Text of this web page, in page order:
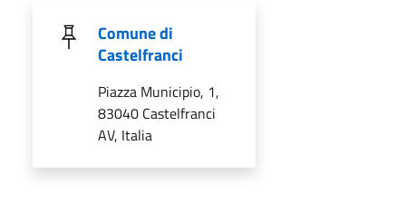
Comune di
Castelfranci
Piazza Municipio, 1,
83040 Castelfranci
AV, Italia